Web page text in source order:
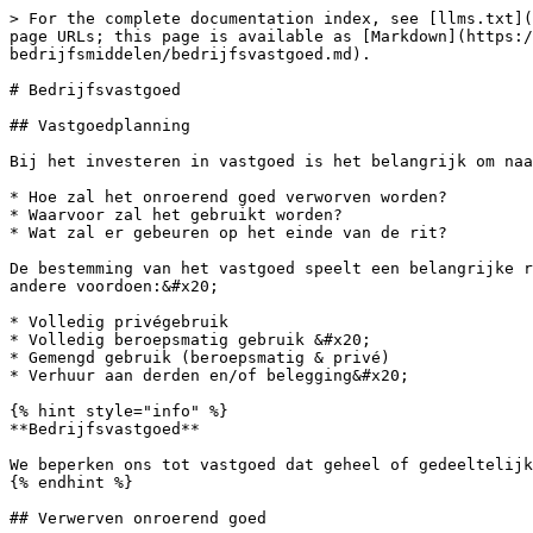
> For the complete documentation index, see [llms.txt](https://odoo.plutus.be/llms.txt). Markdown versions of documentation pages are available by appending `.md` to page URLs; this page is available as [Markdown](https://odoo.plutus.be/plutus-open-knowledge-hub/onderneming-runnen/investeringen-en-bedrijfsmiddelen/bedrijfsvastgoed.md).

# Bedrijfsvastgoed

## Vastgoedplanning

Bij het investeren in vastgoed is het belangrijk om naar de lange termijnplannen te kijken:&#x20;

* Hoe zal het onroerend goed verworven worden?
* Waarvoor zal het gebruikt worden?
* Wat zal er gebeuren op het einde van de rit?

De bestemming van het vastgoed speelt een belangrijke rol op vlak van financiering, beheer, fiscaliteit, overdrachten, enz. De volgende scenario's kunnen zich onder andere voordoen:&#x20;

* Volledig privégebruik
* Volledig beroepsmatig gebruik &#x20;
* Gemengd gebruik (beroepsmatig & privé)
* Verhuur aan derden en/of belegging&#x20;

{% hint style="info" %}
**Bedrijfsvastgoed**

We beperken ons tot vastgoed dat geheel of gedeeltelijk voor beroepsmatige doeleinden en/of voor het genereren van beroepsinkomsten gebruikt wordt.&#x20;
{% endhint %}

## Verwerven onroerend goed

Het verwerven van bedrijfsvastgoed kan in principe op verschillende manieren, namelijk door:&#x20;

* Aankoop privé
* Aankoop via de vennootschap&#x20;
* Gesplitste aankoop&#x20;
* Inbreng in een vennootschap
* Bouwen of oprichten

### Aankoop privé / via eenmanszaak

Werd het gebouw privé aangekocht maar geheel of gedeeltelijk beroepsmatig gebruikt in een eenmanszaak? Dan kunnen de kosten in aftrek gebracht worden bij volledig beroepsmatig gebruik. Gaat het om een onroerend goed dat gedeeltelijk privé gebruikt wordt? Dan moet de aftrek van de kosten beperkt worden tot het beroepsmatig gedeelte.&#x20;

Bij de aankoop van een gebouw ben je in principe registratierechten verschuldigd, in Vlaanderen is dit 12%.&#x20;

Gaat het echter om een nieuw gebouw, dan *kan* er btw aangerekend worden. Het standaard btw-tarief is 21%. De btw kan echter gerecupereerd worden naargelang het beroepsmatig gebruik, de [btw-hoedanigheid](/plutus-open-knowledge-hub/belastingen-en-bijdragen/btw/btw-hoedanigheid.md) en de activiteiten van je onderneming.

### Aankoop via vennootschap

Indien het onroerend goed dient voor het behouden of genereren van bedrijfsinkomsten, dan kunnen de kosten in principe ook in aftrek gebracht worden.&#x20;

Gaat het om gedeeltelijk beroepsmatig gebruik of bv. een woning die grotendeels of geheel privé wordt gebruikt, dan is het moeilijker om de kosten zomaar in te brengen en vergt dit een sterke onderbouwing.&#x20;

De vennootschap kan in principe een woning (gratis) ter beschikking stellen aan een bedrijfsleider als 'verloning' voor zijn prestaties, waarbij de bedrijfsleider wederom belast wordt op een voordeel van alle aard. Let wel op dat dit ook sterk moet gedocumenteerd en onderbouwd worden omwille van de bezoldigingstheorie.&#x20;

Bij de aankoop van een gebouw ben je in principe registratierechten verschuldigd, in Vlaanderen is dit